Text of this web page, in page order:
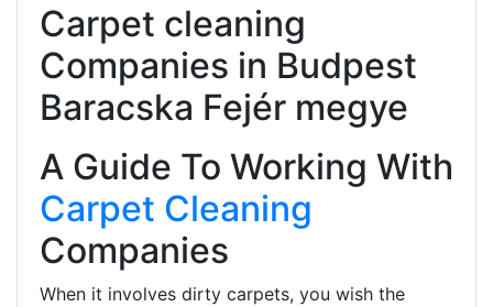
Carpet cleaning
Companies in Budpest
Baracska Fejér megye
A Guide To Working With
Carpet Cleaning
Companies
When it involves dirty carpets, you wish the